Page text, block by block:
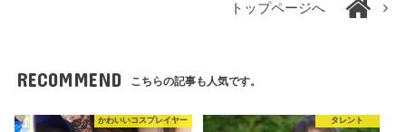
トップページへ
RECOMMEND こちらの記事も人気です。
かわいいコスプレイヤー タレント